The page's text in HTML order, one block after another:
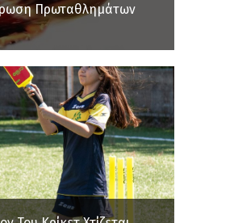
Πρωταθλημάτων